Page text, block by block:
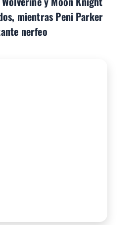
mientras Peni Parker
nerfeo